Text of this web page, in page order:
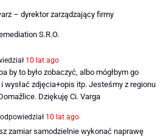
– dyrektor zarządzający firmy
S.R.O.
10 lat ago
by to było zobaczyć, albo mógłbym go
wysłać zdjęcia+opis itp. Jesteśmy z regionu
Dziękuję Ci. Varga
odpowiedział 10 lat ago
zamiar samodzielnie wykonać naprawę